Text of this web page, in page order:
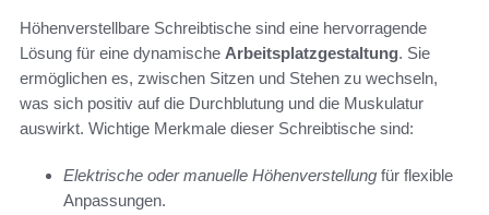
Höhenverstellbare Schreibtische sind eine hervorragende
Lösung für eine dynamische Arbeitsplatzgestaltung. Sie
ermöglichen es, zwischen Sitzen und Stehen zu wechseln,
was sich positiv auf die Durchblutung und die Muskulatur
auswirkt. Wichtige Merkmale dieser Schreibtische sind:
Elektrische oder manuelle Höhenverstellung für flexible
Anpassungen.